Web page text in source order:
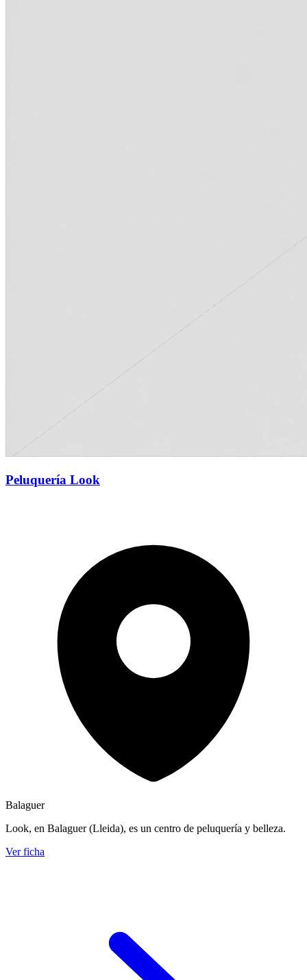
Peluquería Look
Balaguer
Look, en Balaguer (Lleida), es un centro de peluquería y belleza.
Ver ficha